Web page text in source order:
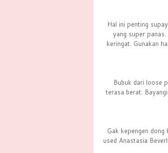
Hal ini penting
yang super
keringat. Gunakan
Bubuk dari loose
terasa berat.
Gak kepengen
used Anastasia